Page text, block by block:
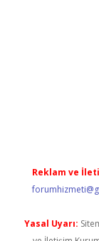
Reklam ve
Yasal Uyarı: